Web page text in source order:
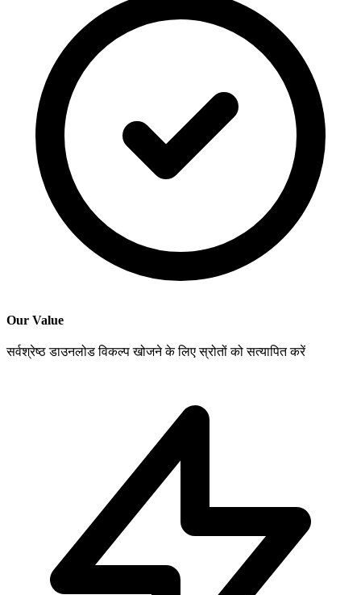
Our Value
सर्वश्रेष्ठ डाउनलोड विकल्प खोजने के लिए स्रोतों को सत्यापित करें